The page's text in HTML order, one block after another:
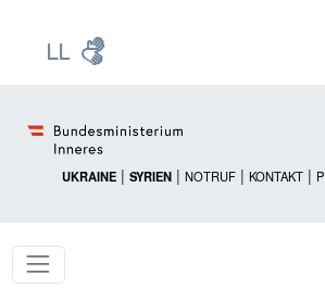
UKRAINE | SYRIEN | NOTRUF | KONTAKT |